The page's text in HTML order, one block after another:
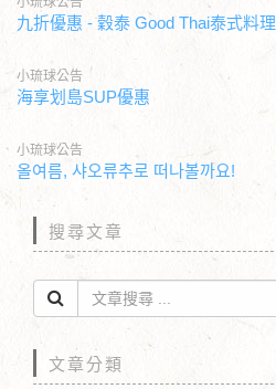
九折優惠 - 穀泰 Good Thai泰式料理
小琉球公告
海享划島SUP優惠
小琉球公告
올여름, 샤오류추로 떠나볼까요!
搜尋文章
文章分類